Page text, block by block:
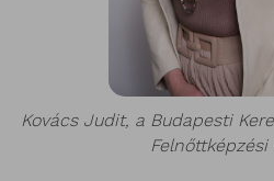
Kovács Judit, a Budapesti
Felnőttképzési